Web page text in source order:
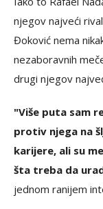
njegov najveći
Đoković nema
nezaboravnih
drugi njegov
"Više puta sam
protiv njega na
karijere, ali su
šta treba da
jednom ranijem